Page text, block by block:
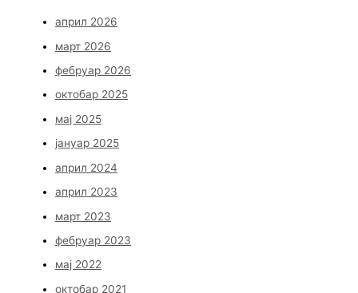
април 2026
март 2026
фебруар 2026
октобар 2025
мај 2025
јануар 2025
април 2024
април 2023
март 2023
фебруар 2023
мај 2022
октобар 2021